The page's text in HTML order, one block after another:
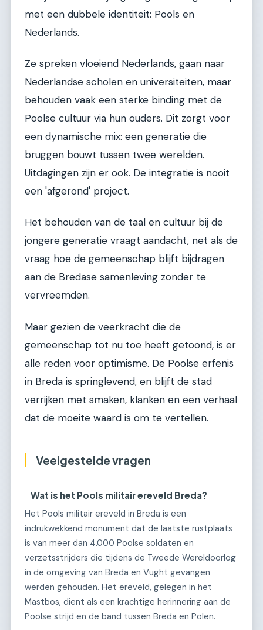
met een dubbele identiteit: Pools en
Nederlands.
Ze spreken vloeiend Nederlands, gaan naar
Nederlandse scholen en universiteiten, maar
behouden vaak een sterke binding met de
Poolse cultuur via hun ouders. Dit zorgt voor
een dynamische mix: een generatie die
bruggen bouwt tussen twee werelden.
Uitdagingen zijn er ook. De integratie is nooit
een 'afgerond' project.
Het behouden van de taal en cultuur bij de
jongere generatie vraagt aandacht, net als de
vraag hoe de gemeenschap blijft bijdragen
aan de Bredase samenleving zonder te
vervreemden.
Maar gezien de veerkracht die de
gemeenschap tot nu toe heeft getoond, is er
alle reden voor optimisme. De Poolse erfenis
in Breda is springlevend, en blijft de stad
verrijken met smaken, klanken en een verhaal
dat de moeite waard is om te vertellen.
Veelgestelde vragen
Wat is het Pools militair ereveld Breda?
Het Pools militair ereveld in Breda is een
indrukwekkend monument dat de laatste rustplaats
is van meer dan 4.000 Poolse soldaten en
verzetsstrijders die tijdens de Tweede Wereldoorlog
in de omgeving van Breda en Vught gevangen
werden gehouden. Het ereveld, gelegen in het
Mastbos, dient als een krachtige herinnering aan de
Poolse strijd en de band tussen Breda en Polen.